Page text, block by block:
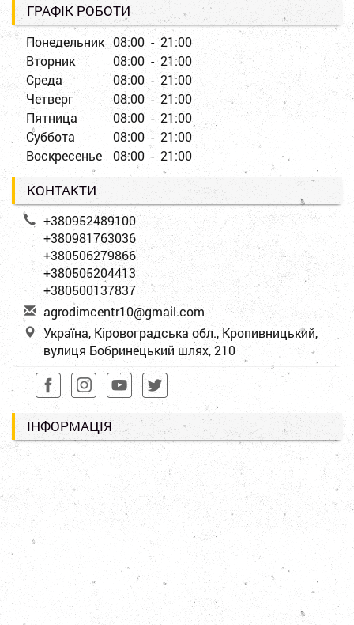
ГРАФІК РОБОТИ
Понедельник 08:00 - 21:00
Вторник
08:00 - 21:00
Среда
08:00 - 21:00
Четверг
08:00 - 21:00
Пятница
08:00 - 21:00
Суббота
08:00 - 21:00
Воскресенье
08:00 - 21:00
КОНТАКТИ
+380952489100
+380981763036
+380506279866
+380505204413
+380500137837
agrodimcentr10@gmail.com
Україна, Кіровоградська обл., Кропивницький,
вулиця Бобринецький шлях, 210
ІНФОРМАЦІЯ